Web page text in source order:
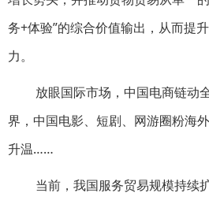
务+体验”的综合价值输出，从而提
力。
放眼国际市场，中国电商链动
界，中国电影、短剧、网游圈粉海
升温……
当前，我国服务贸易规模持续